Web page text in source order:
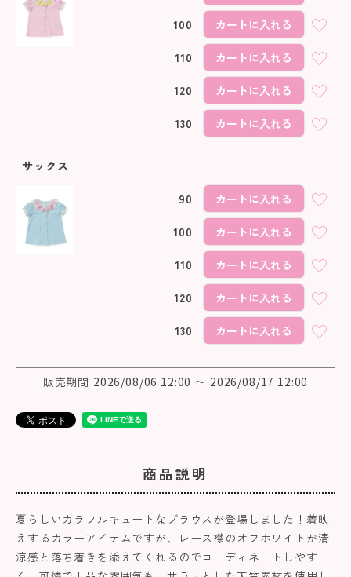
100 カートに入れる
110 カートに入れる
120 カートに入れる
130 カートに入れる
サックス
90 カートに入れる
100 カートに入れる
110 カートに入れる
120 カートに入れる
130 カートに入れる
販売期間 2026/08/06 12:00 〜 2026/08/17 12:00
商品説明
夏らしいカラフルキュートなブラウスが登場しました！着映
えするカラーアイテムですが、レース襟のオフホワイトが清
涼感と落ち着きを添えてくれるのでコーディネートしやす